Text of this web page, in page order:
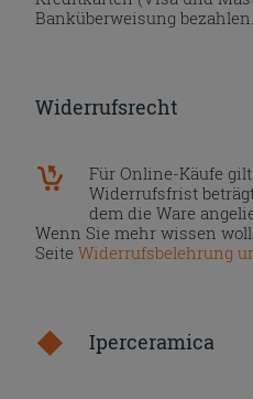
Banküberweisung bezahlen.
Widerrufsrecht
Für Online-Käufe
Widerrufsfrist beträgt
dem die Ware
Wenn Sie mehr wissen
SeiteWiderrufsbelehrung
Iperceramica